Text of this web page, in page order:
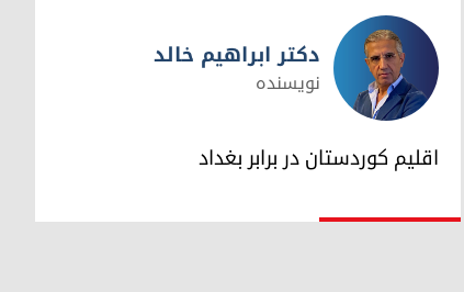
دکتر ابراهیم خالد
دکتر ابراهیم خالد
نویسنده
اقلیم کوردستان در برابر بغداد